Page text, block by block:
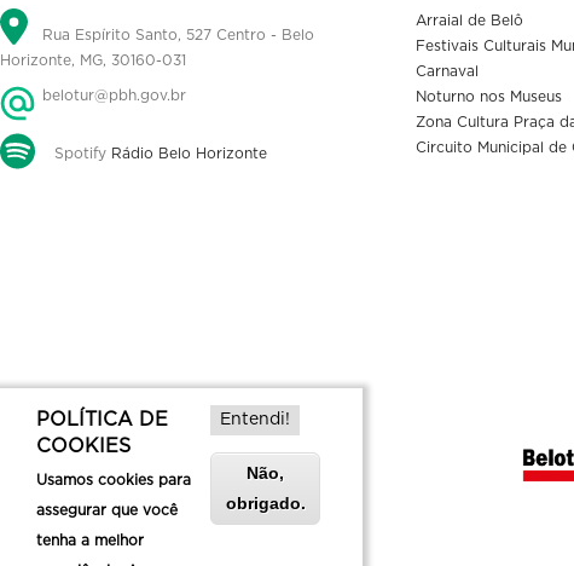
Rua Espírito Santo, 527 Centro - Belo
Horizonte, MG, 30160-031
belotur@pbh.gov.br
Spotify Rádio Belo Horizonte
Arraial de Belô
Festivais Culturais
Carnaval
Noturno nos Museus
Zona Cultura Praça
Circuito Municipal de
POLÍTICA DE
COOKIES
Usamos cookies para
assegurar que você
tenha a melhor
Entendi!
Não,
obrigado.